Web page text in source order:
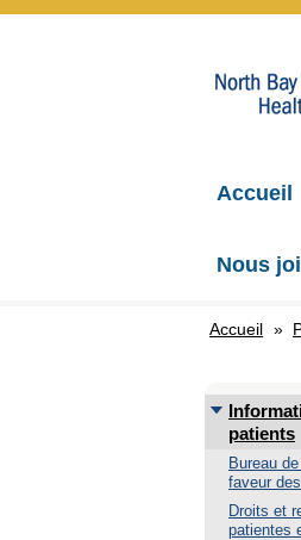
Accueil
Nous
Accueil »
patients
Bureau
faveur
Droits et
patientes